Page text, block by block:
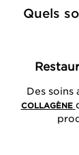
Quels
Des soins
COLLAGÈNE